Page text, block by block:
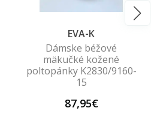
EVA-K
Dámske béžové
mäkučké kožené
poltopánky K2830/9160-
15
87,95€